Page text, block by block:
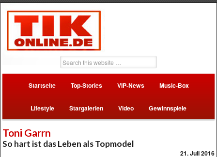
Startseite Top-Stories VIP-News Music-Box
Lifestyle Stargalerien Video Gewinnspiele
Toni Garrn
So hart ist das Leben als Topmodel
21. Juli 2016